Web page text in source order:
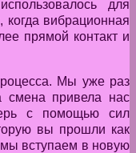
для
вибрационная
прямой контакт и
Мы уже раз
смена привела нас
с помощью сил
вы прошли как
мы вступаем в новую